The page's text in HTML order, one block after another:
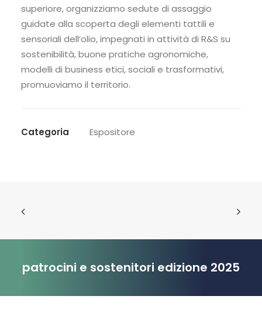
superiore, organizziamo sedute di assaggio
guidate alla scoperta degli elementi tattili e
sensoriali dell’olio, impegnati in attività di R&S su
sostenibilità, buone pratiche agronomiche,
modelli di business etici, sociali e trasformativi,
promuoviamo il territorio.
Categoria Espositore
patrocini e sostenitori edizione 2025